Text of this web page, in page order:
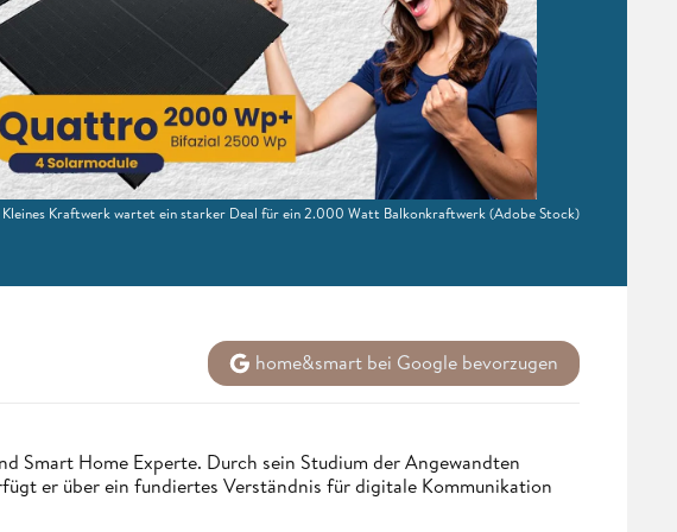
Kleines Kraftwerk wartet ein starker Deal für ein 2.000 Watt Balkonkraftwerk(Adobe Stock)
home&smart bei Google bevorzugen
Smart Home Experte. Durch sein Studium der Angewandten
er über ein fundiertes Verständnis für digitale Kommunikation